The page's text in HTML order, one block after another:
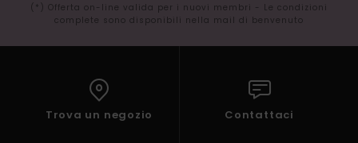
(*) Offerta on-line valida per i nuovi membri - Le condizioni
complete sono disponibili nella mail di benvenuto
Trova un negozio Contattaci